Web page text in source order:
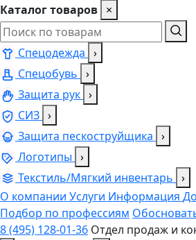
Каталог товаров ×
Спецодежда ›
Спецобувь ›
Защита рук ›
СИЗ ›
Защита пескоструйщика ›
Логотипы ›
Текстиль/Мягкий инвентарь ›
О компании Услуги Информация
Подбор по профессиям
8 (495) 128-01-36 Отдел продаж и